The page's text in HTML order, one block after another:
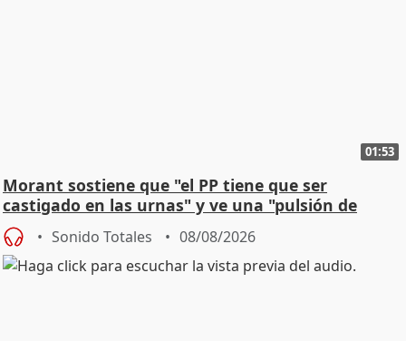
01:53
Morant sostiene que "el PP tiene que ser
castigado en las urnas" y ve una "pulsión de
cambio"
Sonido Totales 08/08/2026